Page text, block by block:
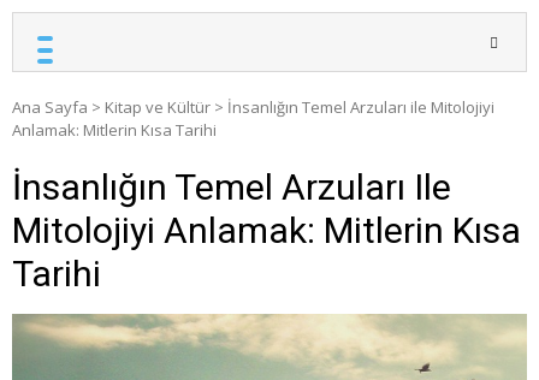
Ana Sayfa > Kitap ve Kültür > İnsanlığın Temel Arzuları ile Mitolojiyi
Anlamak: Mitlerin Kısa Tarihi
İnsanlığın Temel Arzuları Ile
Mitolojiyi Anlamak: Mitlerin Kısa
Tarihi